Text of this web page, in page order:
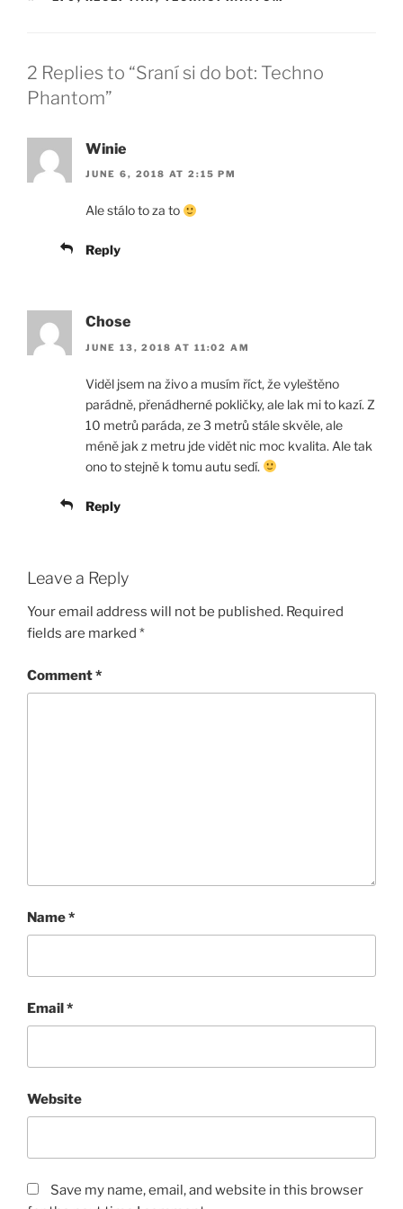
2 Replies to “Sraní si do bot: Techno
Phantom”
Winie
JUNE 6, 2018 AT 2:15 PM
Ale stálo to za to
Reply
Chose
JUNE 13, 2018 AT 11:02 AM
Viděl jsem na živo a musím říct, že vyleštěno
parádně, přenádherné pokličky, ale lak mi to kazí. Z
10 metrů paráda, ze 3 metrů stále skvěle, ale
méně jak z metru jde vidět nic moc kvalita. Ale tak
ono to stejně k tomu autu sedí.
Reply
Leave a Reply
Your email address will not be published. Required
fields are marked *
Comment*
Name*
Email*
Website
Save my name, email, and website in this browser